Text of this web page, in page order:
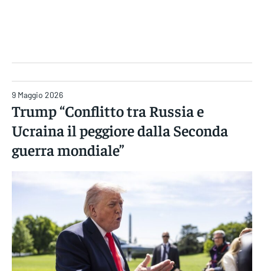
9 Maggio 2026
Trump “Conflitto tra Russia e
Ucraina il peggiore dalla Seconda
guerra mondiale”